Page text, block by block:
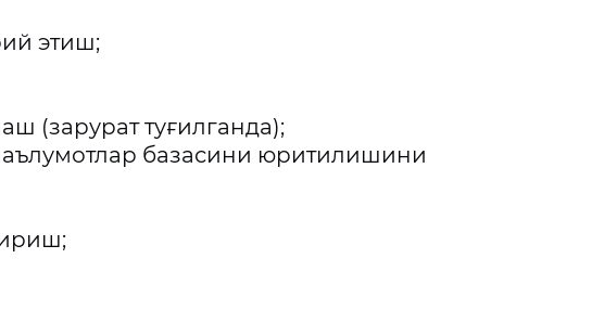
этиш;
(зарурат туғилганда);
базасини юритилишини